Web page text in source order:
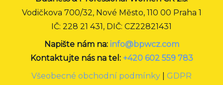
Vodičkova 700/32, Nové Město, 110 00 Praha 1
IČ: 228 21 431, DIČ: CZ22821431
Napište nám na: info@bpwcz.com
Kontaktujte nás na tel: +420 602 559 783
Všeobecné obchodní podmínky
GDPR